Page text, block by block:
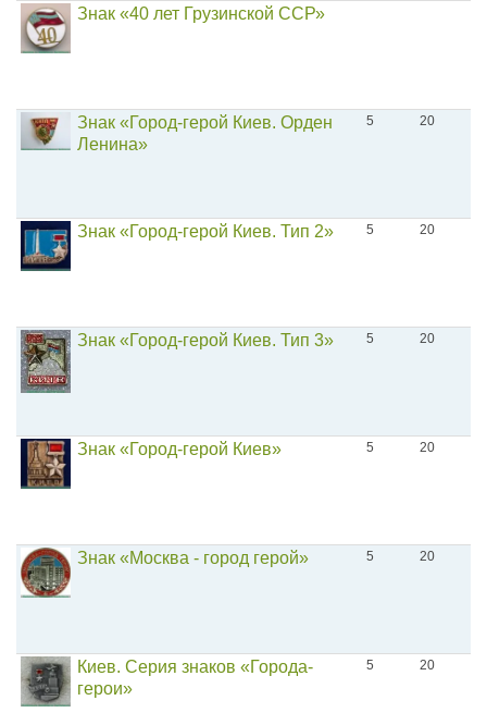
Знак «40 лет Грузинской ССР»
Знак «Город-герой Киев. Орден
Ленина»
5 20
Знак «Город-герой Киев. Тип 2» 5 20
Знак «Город-герой Киев. Тип 3» 5 20
Знак «Город-герой Киев» 5 20
Знак «Москва - город герой» 5 20
Киев. Серия знаков «Города-
герои»
5 20